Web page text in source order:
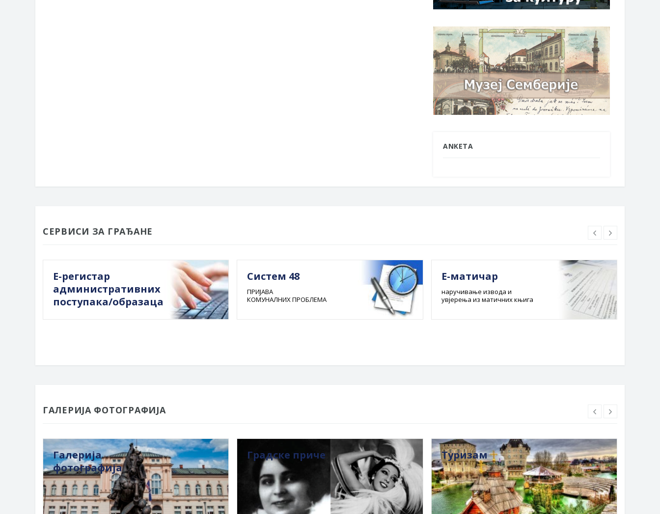
ANKETA
СЕРВИСИ ЗА ГРАЂАНЕ
Е-регистар
административних
поступака/образаца
Систем 48
ПРИЈАВА
КОМУНАЛНИХ ПРОБЛЕМА
Е-матичар
наручивање извода и
увјерења из матичних књига
ГАЛЕРИЈА ФОТОГРАФИЈА
Галерија
фотографија
Градске приче Туризам